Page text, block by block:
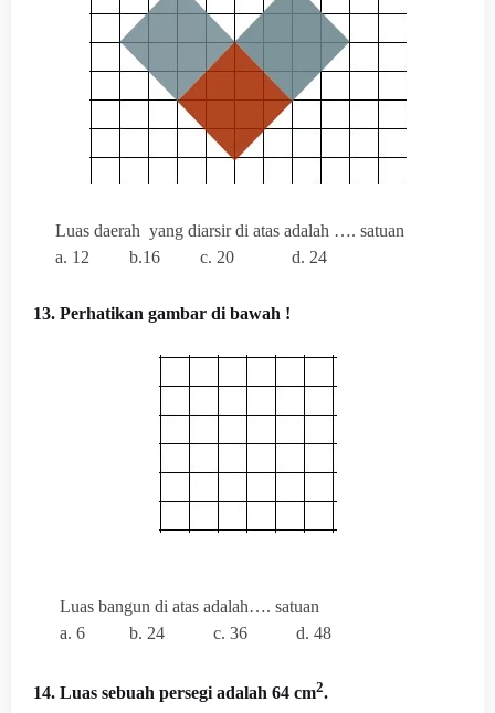
Luas daerah yang diarsir di atas adalah …. satuan
a. 12
b.16 c. 20 d. 24
13. Perhatikan gambar di bawah !
Luas bangun di atas adalah…. satuan
a. 6
b. 24 c. 36 d. 48
14. Luas sebuah persegi adalah 64 cm2.